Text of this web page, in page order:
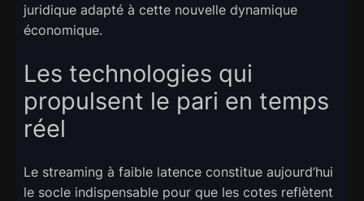
juridique adapté à cette nouvelle dynamique
économique.
Les technologies qui
propulsent le pari en temps
réel
Le streaming à faible latence constitue aujourd’hui
le socle indispensable pour que les cotes reflètent